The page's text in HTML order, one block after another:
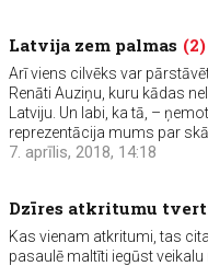
Latvija zem palmas (2)
Arī viens cilvēks var
Renāti Auziņu, kuru kādas
Latviju. Un labi, ka tā, –
reprezentācija mums par
7. aprīlis, 2018, 14:18
Dzīres atkritumu
Kas vienam atkritumi, tas
pasaulē maltīti iegūst